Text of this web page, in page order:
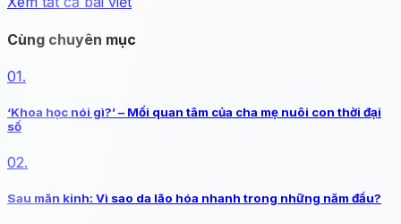
Cùng chuyên mục
01.
‘Khoa học nói gì?’ – Mối quan tâm của cha mẹ nuôi con thời đại
số
02.
Sau mãn kinh: Vì sao da lão hóa nhanh trong những năm đầu?